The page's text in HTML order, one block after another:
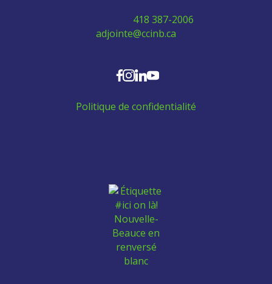
418 387-2006
adjointe@ccinb.ca
Politique de confidentialité